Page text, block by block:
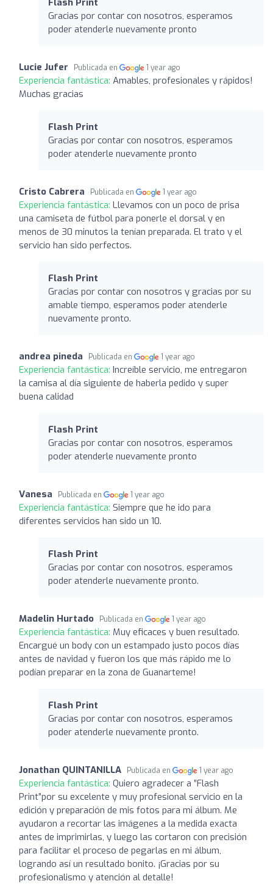
Gracias por contar con nosotros, esperamos
poder atenderle nuevamente pronto
Lucie Jufer Publicada en 1 year ago
Experiencia fantástica: Amables, profesionales y rápidos!
Muchas gracias
Flash Print
Gracias por contar con nosotros, esperamos
poder atenderle nuevamente pronto
Cristo Cabrera Publicada en 1 year ago
Experiencia fantástica: Llevamos con un poco de prisa
una camiseta de fútbol para ponerle el dorsal y en
menos de 30 minutos la tenían preparada. El trato y el
servicio han sido perfectos.
Flash Print
Gracias por contar con nosotros y gracias por su
amable tiempo, esperamos poder atenderle
nuevamente pronto.
andrea pineda Publicada en 1 year ago
Experiencia fantástica: Increíble servicio, me entregaron
la camisa al día siguiente de haberla pedido y super
buena calidad
Flash Print
Gracias por contar con nosotros, esperamos
poder atenderle nuevamente pronto
Vanesa Publicada en 1 year ago
Experiencia fantástica: Siempre que he ido para
diferentes servicios han sido un 10.
Flash Print
Gracias por contar con nosotros, esperamos
poder atenderle nuevamente pronto.
Madelin Hurtado Publicada en 1 year ago
Experiencia fantástica: Muy eficaces y buen resultado.
Encargué un body con un estampado justo pocos días
antes de navidad y fueron los que más rápido me lo
podían preparar en la zona de Guanarteme!
Flash Print
Gracias por contar con nosotros, esperamos
poder atenderle nuevamente pronto.
Jonathan QUINTANILLA Publicada en 1 year ago
Experiencia fantástica: Quiero agradecer a ”Flash
Print”por su excelente y muy profesional servicio en la
edición y preparación de mis fotos para mi álbum. Me
ayudaron a recortar las imágenes a la medida exacta
antes de imprimirlas, y luego las cortaron con precisión
para facilitar el proceso de pegarlas en mi álbum,
logrando así un resultado bonito. ¡Gracias por su
profesionalismo y atención al detalle!